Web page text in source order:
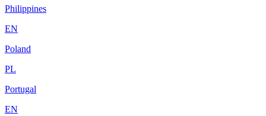
Philippines
EN
Poland
PL
Portugal
EN